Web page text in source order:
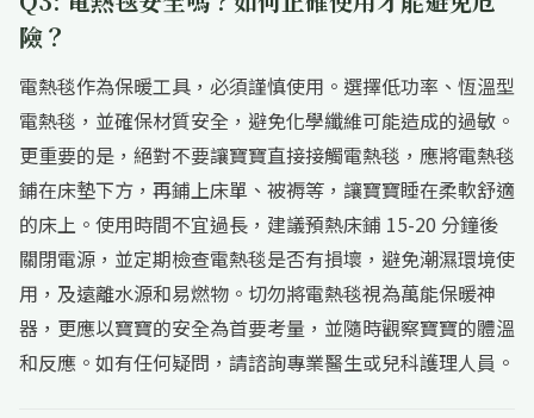
險？
電熱毯作為保暖工具，必須謹慎使用。選擇低功率、恆溫型
電熱毯，並確保材質安全，避免化學纖維可能造成的過敏。
更重要的是，絕對不要讓寶寶直接接觸電熱毯，應將電熱毯
鋪在床墊下方，再鋪上床單、被褥等，讓寶寶睡在柔軟舒適
的床上。使用時間不宜過長，建議預熱床鋪 15-20 分鐘後
關閉電源，並定期檢查電熱毯是否有損壞，避免潮濕環境使
用，及遠離水源和易燃物。切勿將電熱毯視為萬能保暖神
器，更應以寶寶的安全為首要考量，並隨時觀察寶寶的體溫
和反應。如有任何疑問，請諮詢專業醫生或兒科護理人員。